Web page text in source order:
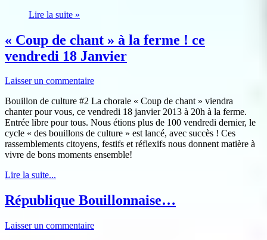
Lire la suite »
« Coup de chant » à la ferme ! ce
vendredi 18 Janvier
Laisser un commentaire
Bouillon de culture #2 La chorale « Coup de chant » viendra
chanter pour vous, ce vendredi 18 janvier 2013 à 20h à la ferme.
Entrée libre pour tous. Nous étions plus de 100 vendredi dernier, le
cycle « des bouillons de culture » est lancé, avec succès ! Ces
rassemblements citoyens, festifs et réflexifs nous donnent matière à
vivre de bons moments ensemble!
Lire la suite...
République Bouillonnaise…
Laisser un commentaire